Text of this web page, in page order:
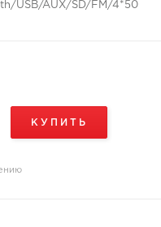
USB/AUX/SD/FM/4*50
КУПИТЬ